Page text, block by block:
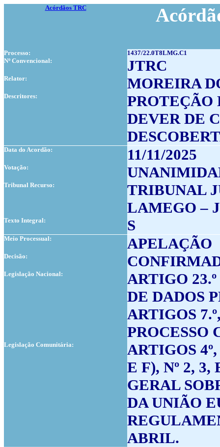
Acórdãos TRC
Processo:
1437/22.0T8LMG.C1
Nº Convencional:
JTRC
Relator: MOREIRA
Descritores:
PROTEÇÃO
DEVER DE
Data do Acordão: 11/11/2025
Votação:
Tribunal Recurso:
TRIBUNAL
LAMEGO –
Texto Integral: S
Meio Processual: APELAÇÃO
Decisão:
Legislação Nacional:
ARTIGO
DE DADOS
ARTIGOS
PROCESSO
Legislação Comunitária:
ARTIGOS 4º,
E F), Nº 2,
GERAL
DA UNIÃO
ABRIL.